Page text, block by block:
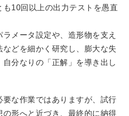
も10回以上の出力テストを愚直
メータ設定や、造形物を支え
などを細かく研究し、膨大な失
分なりの「正解」を導き出し
な作業ではありますが、試行
形へと近づき、最終的に納得